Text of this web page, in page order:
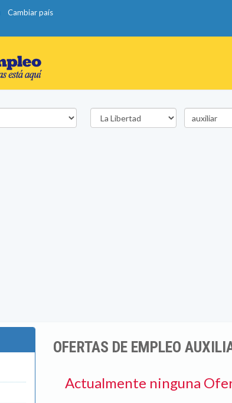
Cambiar país
Departamento
Palabra
clave
OFERTAS DE EMPLEO
Actualmente ninguna